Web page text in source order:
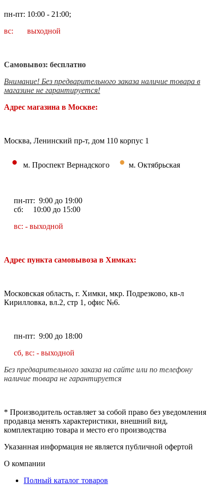
пн-пт: 10:00 - 21:00;
вс: выходной
Самовывоз: бесплатно
Внимание! Без предварительного заказа наличие товара в
магазине не гарантируется!
Адрес магазина в Москве:
Москва, Ленинский пр-т, дом 110 корпус 1
• м. Проспект Вернадского • м. Октябрьская
пн-пт: 9:00 до 19:00
сб: 10:00 до 15:00
вс: - выходной
Адрес пункта самовывоза в Химках:
Московская область, г. Химки, мкр. Подрезково, кв-л
Кирилловка, вл.2, стр 1, офис №6.
пн-пт: 9:00 до 18:00
сб, вс: - выходной
Без предварительного заказа на сайте или по телефону
наличие товара не гарантируется
* Производитель оставляет за собой право без уведомления
продавца менять характеристики, внешний вид,
комплектацию товара и место его производства
Указанная информация не является публичной офертой
О компании
Полный каталог товаров